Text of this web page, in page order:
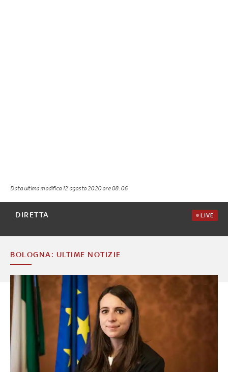
Data ultima modifica 12 agosto 2020 ore 08:06
DIRETTA LIVE
BOLOGNA: ULTIME NOTIZIE